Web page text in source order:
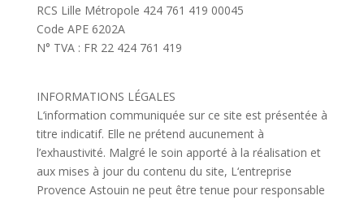
RCS Lille Métropole 424 761 419 00045
Code APE 6202A
N° TVA : FR 22 424 761 419
INFORMATIONS LÉGALES
L‘information communiquée sur ce site est présentée à
titre indicatif. Elle ne prétend aucunement à
l’exhaustivité. Malgré le soin apporté à la réalisation et
aux mises à jour du contenu du site, L‘entreprise
Provence Astouin ne peut être tenue pour responsable